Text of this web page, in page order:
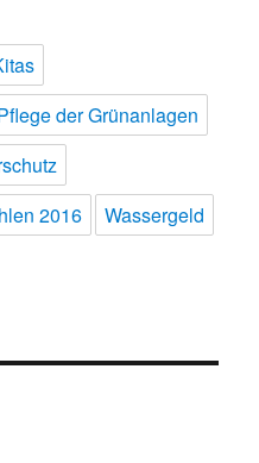
der Grünanlagen
2016
Wassergeld